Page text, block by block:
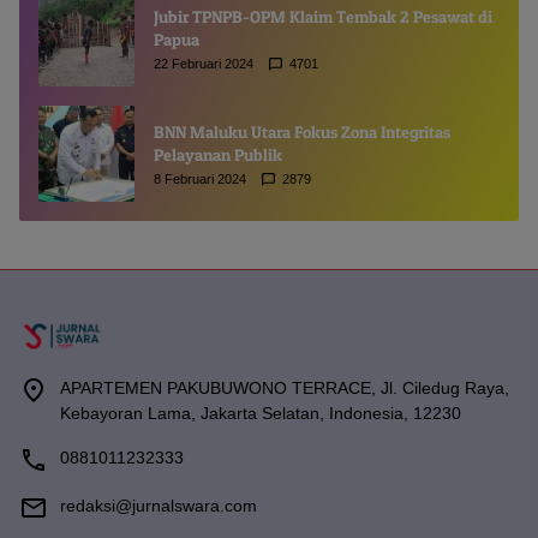
Jubir TPNPB-OPM Klaim Tembak 2 Pesawat di
Papua
22 Februari 2024 4701
BNN Maluku Utara Fokus Zona Integritas
Pelayanan Publik
8 Februari 2024 2879
APARTEMEN PAKUBUWONO TERRACE, Jl. Ciledug Raya,
Kebayoran Lama, Jakarta Selatan, Indonesia, 12230
0881011232333
redaksi@jurnalswara.com